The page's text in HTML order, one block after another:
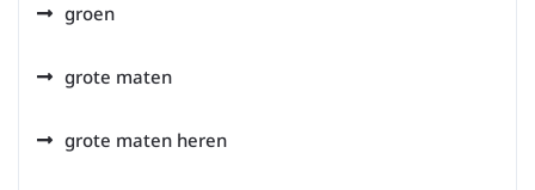
groen
grote maten
grote maten heren